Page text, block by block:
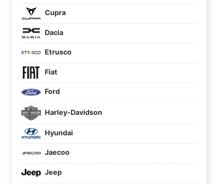
Cupra
Dacia
Etrusco
Fiat
Ford
Harley-Davidson
Hyundai
Jaecoo
Jeep